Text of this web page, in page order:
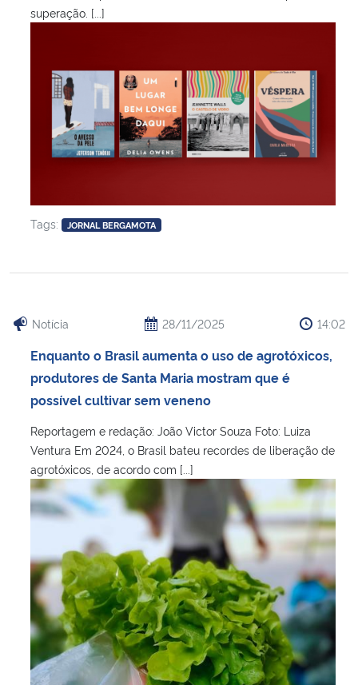
superação. [...]
Tags: JORNAL BERGAMOTA
Notícia 28/11/2025 14:02
Enquanto o Brasil aumenta o uso de agrotóxicos,
produtores de Santa Maria mostram que é
possível cultivar sem veneno
Reportagem e redação: João Victor Souza Foto: Luiza
Ventura Em 2024, o Brasil bateu recordes de liberação de
agrotóxicos, de acordo com [...]